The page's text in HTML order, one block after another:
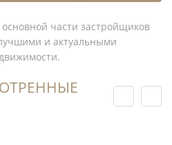
сбор учитывать
лота Imkan,
основной части застройщиков
и актуальными